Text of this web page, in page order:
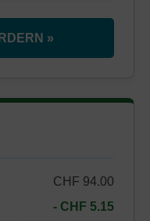
»
CHF 94.00
- CHF 5.15